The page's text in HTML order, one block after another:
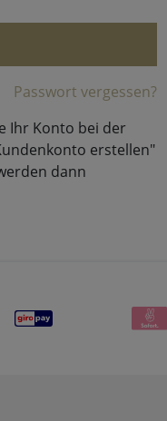
Passwort vergessen?
Ihr Konto bei der
erstellen"
dann